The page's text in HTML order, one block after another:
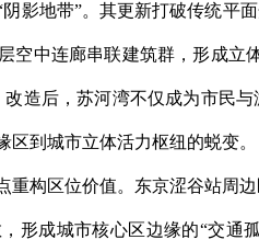
影地带”。其更新打破传统平
空中连廊串联建筑群，形成立
造后，苏河湾不仅成为市民
到城市立体活力枢纽的蜕变。
重构区位价值。东京涩谷站周
形成城市核心区边缘的“交通